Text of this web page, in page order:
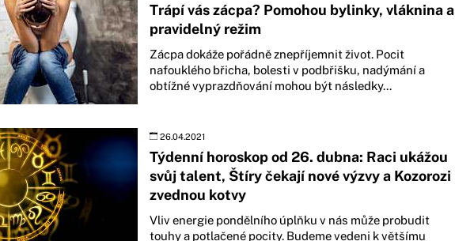
Trápí vás zácpa? Pomohou bylinky, vláknina a
pravidelný režim
Zácpa dokáže pořádně znepříjemnit život. Pocit
nafouklého břicha, bolesti v podbřišku, nadýmání a
obtížné vyprazdňování mohou být následky...
26.04.2021
Týdenní horoskop od 26. dubna: Raci ukážou
svůj talent, Štíry čekají nové výzvy a Kozorozi
zvednou kotvy
Vliv energie pondělního úplňku v nás může probudit
touhy a potlačené pocity. Budeme vedeni k většímu